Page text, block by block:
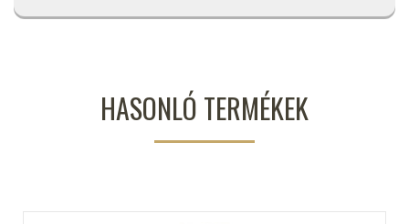
HASONLÓ TERMÉKEK